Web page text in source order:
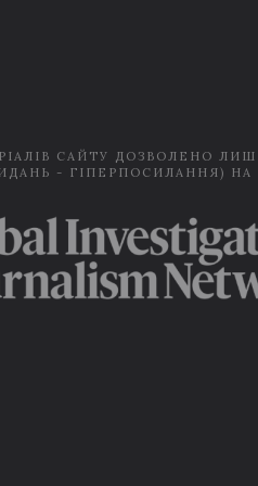
САЙТУ ДОЗВОЛЕНО
- ГІПЕРПОСИЛАННЯ) НА